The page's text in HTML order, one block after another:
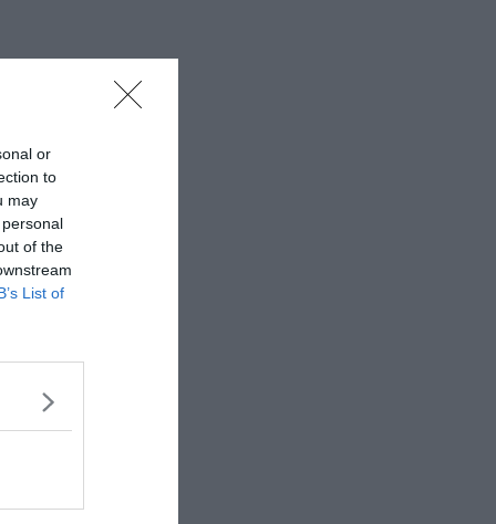
or
to
may
of the
List of